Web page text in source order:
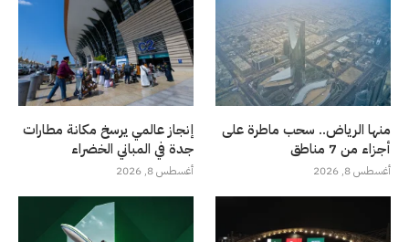
منها الرياض.. سحب ماطرة على
أجزاء من 7 مناطق
أغسطس 8, 2026
إنجاز عالمي يرسخ مكانة مطارات
جدة في المباني الخضراء
أغسطس 8, 2026